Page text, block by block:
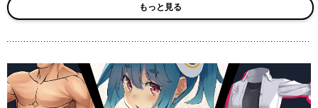
もっと見る